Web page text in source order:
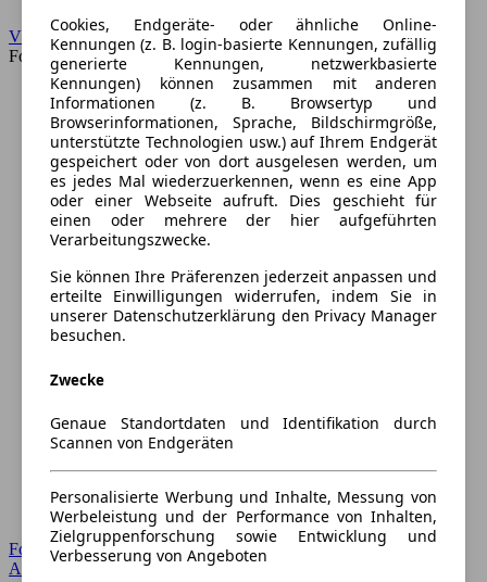
VW
Forum
Forum Startseite
Alle Auto-Foren
Cookies, Endgeräte- oder ähnliche Online-
Kennungen (z. B. login-basierte Kennungen, zufällig
generierte Kennungen, netzwerkbasierte
Kennungen) können zusammen mit anderen
Informationen (z. B. Browsertyp und
Browserinformationen, Sprache, Bildschirmgröße,
unterstützte Technologien usw.) auf Ihrem Endgerät
gespeichert oder von dort ausgelesen werden, um
es jedes Mal wiederzuerkennen, wenn es eine App
oder einer Webseite aufruft. Dies geschieht für
einen oder mehrere der hier aufgeführten
Verarbeitungszwecke.
Sie können Ihre Präferenzen jederzeit anpassen und
erteilte Einwilligungen widerrufen, indem Sie in
unserer Datenschutzerklärung den Privacy Manager
besuchen.
Zwecke
Genaue Standortdaten und Identifikation durch
Scannen von Endgeräten
Personalisierte Werbung und Inhalte, Messung von
Werbeleistung und der Performance von Inhalten,
Zielgruppenforschung sowie Entwicklung und
Verbesserung von Angeboten